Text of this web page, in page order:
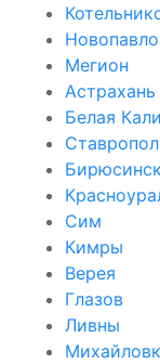
Мегион
Астрахань
Белая
Бирюсинск
Сим
Кимры
Верея
Глазов
Ливны